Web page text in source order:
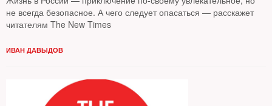
не всегда безопасное. А чего следует опасаться — расскажет
читателям The New Times
ИВАН ДАВЫДОВ